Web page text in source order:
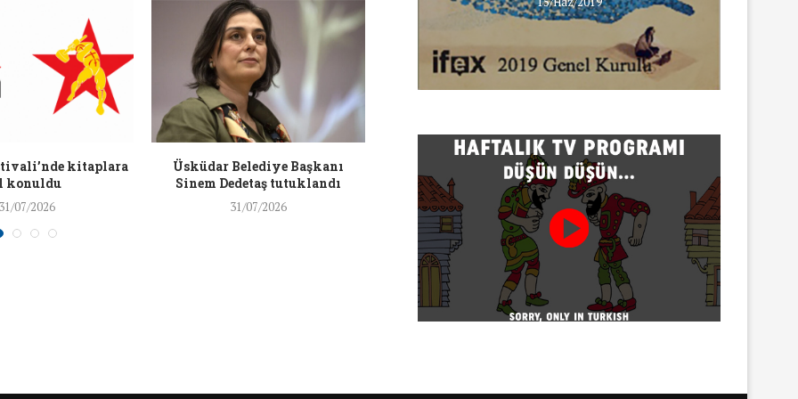
kitaplara
konuldu
31/07/2026
Üsküdar Belediye Başkanı
Sinem Dedetaş tutuklandı
31/07/2026
JINNEWS’in Türkçe X hesabına
erişim engeli
hakkında soruşturma
30/07/2026
26/Şub/2018